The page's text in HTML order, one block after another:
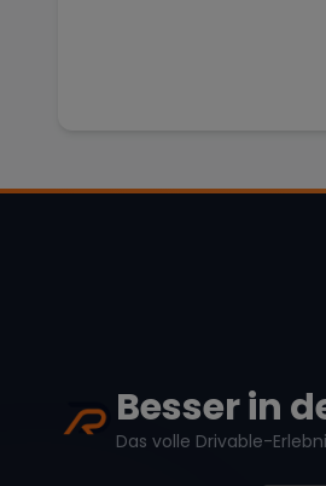
Besser in
Das volle Drivable-